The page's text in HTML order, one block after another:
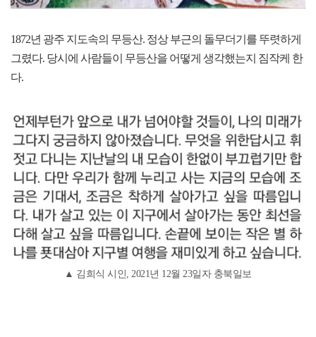
1872년 광주 지도속의 무등산. 정상 부근의 돌무더기를 뚜렷하게
그렸다. 당시에 사람들이 무등산을 어떻게 생각했는지 짐작케 한
다.
▲ 김희식 시인, 2021년 12월 23일자 충북일보